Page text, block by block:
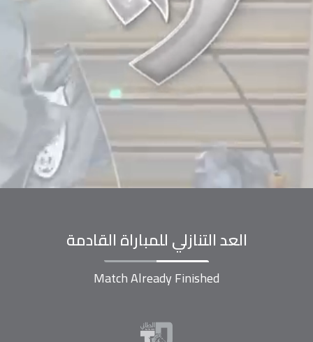
العد التنازلي للمباراة القادمة
Match Already Finished